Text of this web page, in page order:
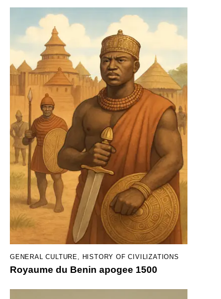
GENERAL CULTURE HISTORY OF CIVILIZATIONS
Royaume du Benin apogee 1500